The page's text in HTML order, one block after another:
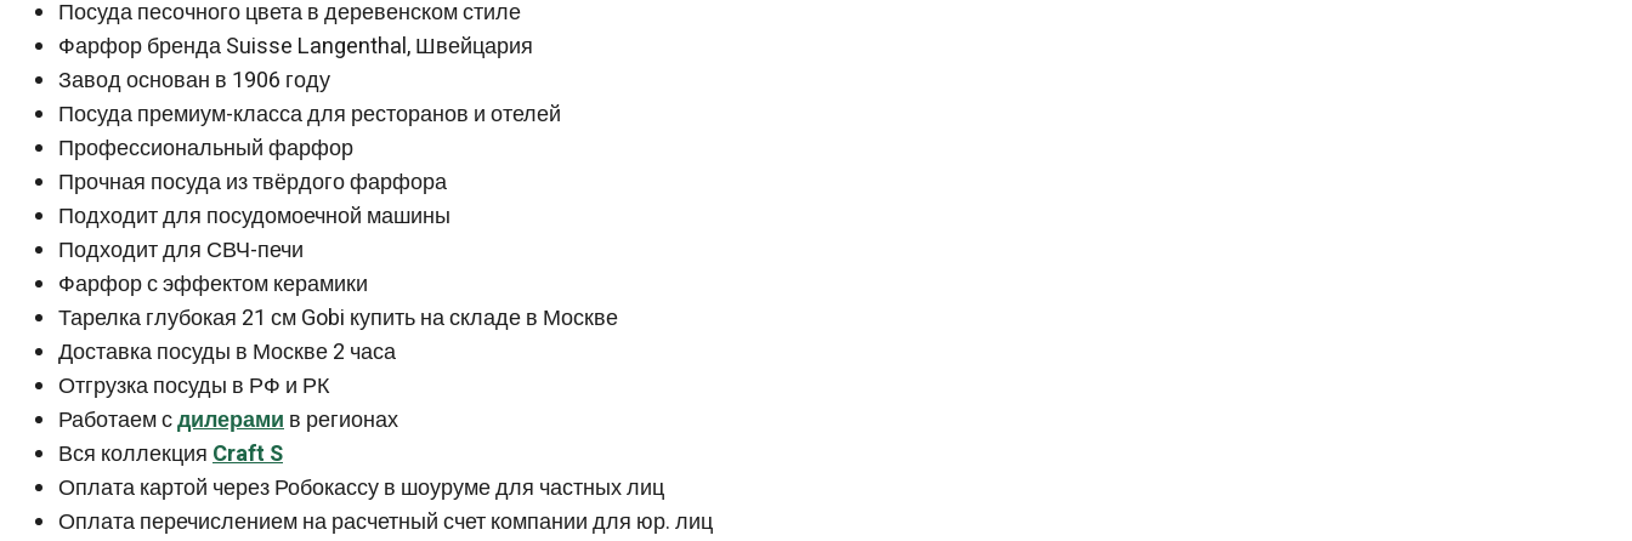
Посуда песочного цвета в деревенском стиле
Фарфор бренда Suisse Langenthal, Швейцария
Завод основан в 1906 году
Посуда премиум-класса для ресторанов и отелей
Профессиональный фарфор
Прочная посуда из твёрдого фарфора
Подходит для посудомоечной машины
Подходит для СВЧ-печи
Фарфор с эффектом керамики
Тарелка глубокая 21 см Gobi купить на складе в Москве
Доставка посуды в Москве 2 часа
Отгрузка посуды в РФ и РК
Работаем сдилерамив регионах
Вся коллекцияCraft S
Оплата картой через Робокассу в шоуруме для частных лиц
Оплата перечислением на расчетный счет компании для юр. лиц